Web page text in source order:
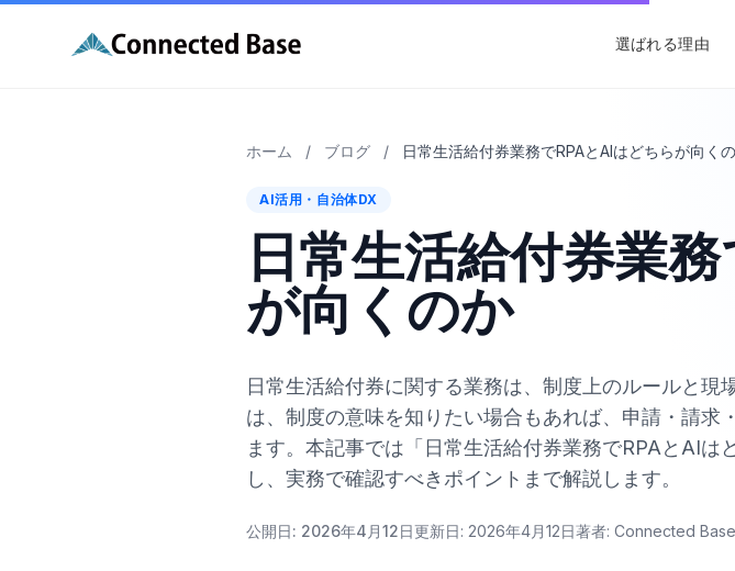
選ばれる理由
ホーム / ブログ / 日常生活給付券業務でRPAとAIはどちらが向く
AI活用・自治体DX
日常生活給付券業
が向くのか
日常生活給付券に関する業務は、制度上のルールと
は、制度の意味を知りたい場合もあれば、申請・請求
ます。本記事では「日常生活給付券業務でRPAとAI
し、実務で確認すべきポイントまで解説します。
公開日: 2026年4月12日更新日: 2026年4月12日著者: Connected